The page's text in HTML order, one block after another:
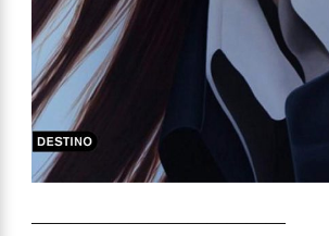
—————————————